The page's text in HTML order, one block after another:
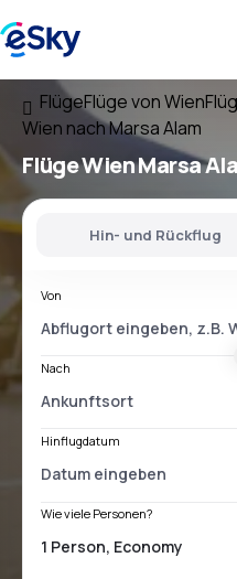
FlügeFlüge von Wien
Wien nach Marsa Alam
FlügeWien Marsa
Hin- und Rückflug
Von
Nach
Hinflugdatum
Wie viele Personen?